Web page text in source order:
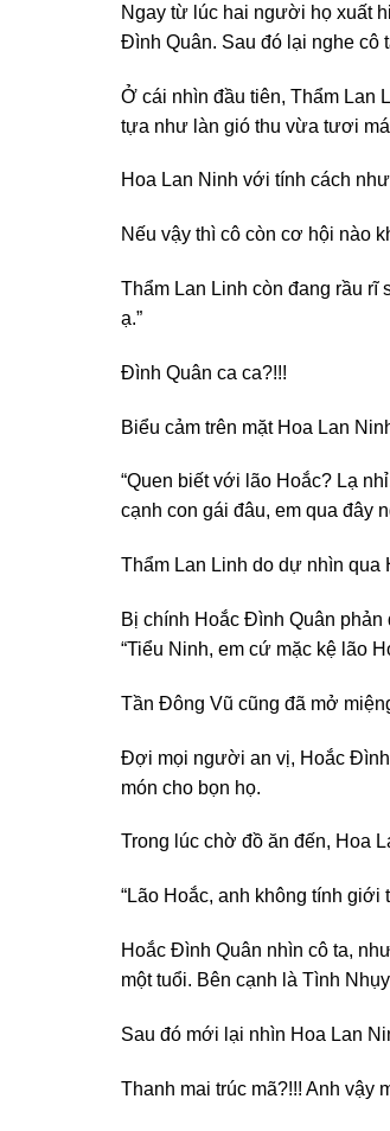
Ngay từ lúc hai người họ xuất
Đình Quân. Sau đó lại nghe cô
Ở cái nhìn đầu tiên, Thẩm Lan
tựa như làn gió thu vừa tươi
Hoa Lan Ninh với tính cách
Nếu vậy thì cô còn cơ hội nào
Thẩm Lan Linh còn đang rầu rĩ
ạ.”
Đình Quân ca ca?!!!
Biểu cảm trên mặt Hoa Lan
“Quen biết với lão Hoắc? Lạ
cạnh con gái đâu, em qua đây
Thẩm Lan Linh do dự nhìn qua
Bị chính Hoắc Đình Quân
“Tiểu Ninh, em cứ mặc kệ lão
Tần Đông Vũ cũng đã mở
Đợi mọi người an vị, Hoắc Đình
món cho bọn họ.
Trong lúc chờ đồ ăn đến, Hoa
“Lão Hoắc, anh không tính giới
Hoắc Đình Quân nhìn cô ta,
một tuổi. Bên cạnh là Tình
Sau đó mới lại nhìn Hoa Lan
Thanh mai trúc mã?!!! Anh vậy